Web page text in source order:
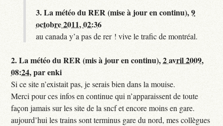
3.La météo du RER (mise à jour en continu),9
octobre 2011, 02:36
au canada y’a pas de rer ! vive le trafic de montréal.
2.La météo du RER (mis à jour en continu),2 avril 2009,
08:24,parenki
Si ce site n’existait pas, je serais bien dans la mouise.
Merci pour ces infos en continue qui n’apparaissent de toute
façon jamais sur les site de la sncf et encore moins en gare.
aujourd’hui les trains sont terminus gare du nord, mes collègues